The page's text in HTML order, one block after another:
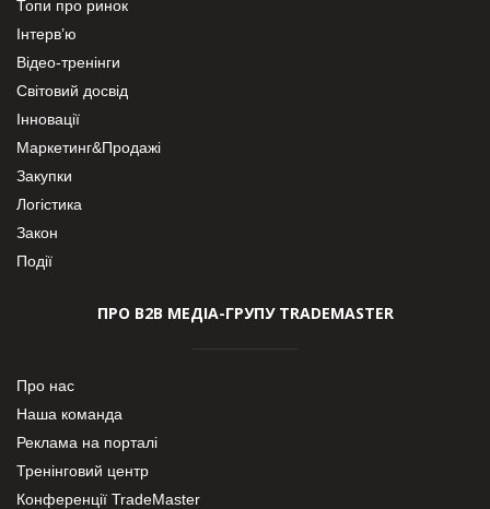
Топи про ринок
Інтерв’ю
Відео-тренінги
Світовий досвід
Інновації
Маркетинг&Продажі
Закупки
Логістика
Закон
Події
ПРО В2В МЕДІА-ГРУПУ TRADEMASTER
Про нас
Наша команда
Реклама на порталі
Тренінговий центр
Конференції TradeMaster